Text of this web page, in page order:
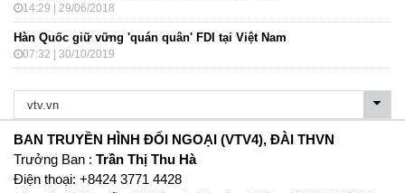
14:29 | 29/06/2018
Hàn Quốc giữ vững 'quán quân' FDI tại Việt Nam
07:32 | 30/10/2019
BAN TRUYỀN HÌNH ĐỐI NGOẠI (VTV4), ĐÀI THVN
Trưởng Ban : Trần Thị Thu Hà
Ðiện thoại: +8424 3771 4428